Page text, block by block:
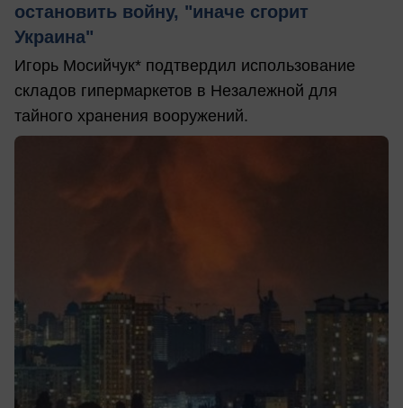
остановить войну, "иначе сгорит
Украина"
Игорь Мосийчук* подтвердил использование
складов гипермаркетов в Незалежной для
тайного хранения вооружений.